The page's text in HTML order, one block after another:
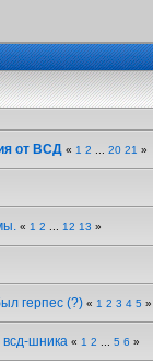
от ВСД « 1 2 20 21 »
« 1 2 12 13 »
герпес (?) « 1 2 3 4 5 »
всд-шника « 1 2 5 6 »